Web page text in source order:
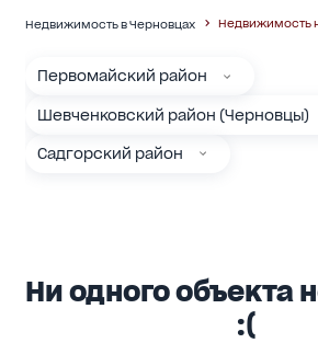
Недвижимость в Черновцах Недвижимость
Первомайский район
Шевченковский район (Черновцы)
Садгорский район
Ни одного объекта
:(